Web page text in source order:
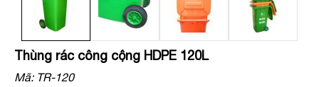
Thùng rác công cộng HDPE 120L
Mã:TR-120